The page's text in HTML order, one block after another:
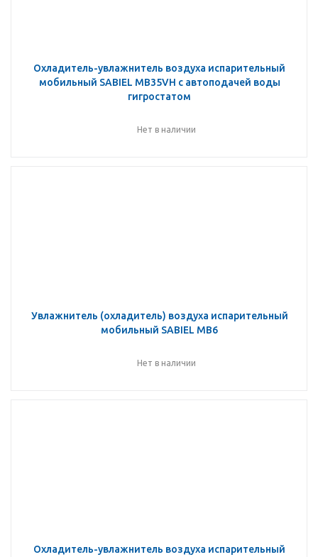
Охладитель-увлажнитель воздуха испарительный
мобильный SABIEL MB35VH с автоподачей воды
гигростатом
Нет в наличии
Увлажнитель (охладитель) воздуха испарительный
мобильный SABIEL MB6
Нет в наличии
Охладитель-увлажнитель воздуха испарительный